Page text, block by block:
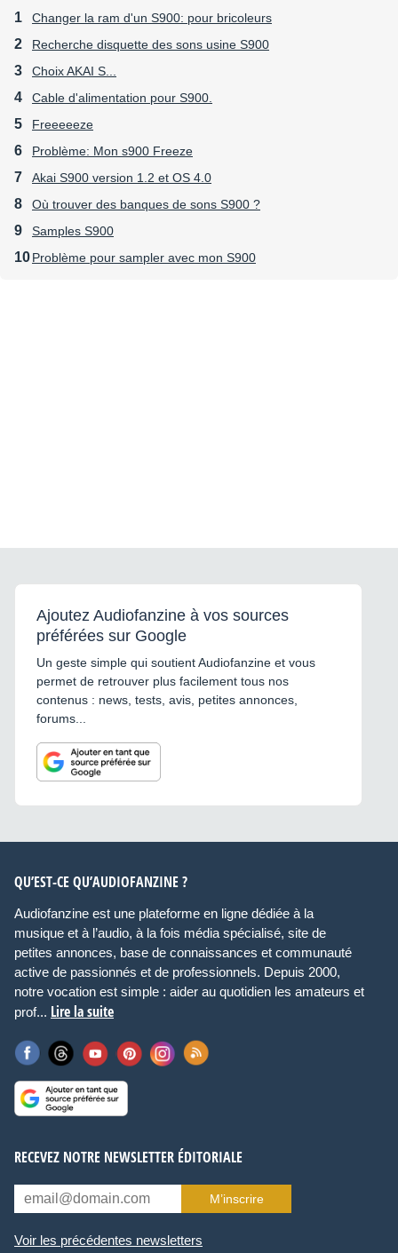
Changer la ram d'un S900: pour bricoleurs
Recherche disquette des sons usine S900
Choix AKAI S...
Cable d'alimentation pour S900.
Freeeeeze
Problème: Mon s900 Freeze
Akai S900 version 1.2 et OS 4.0
Où trouver des banques de sons S900 ?
Samples S900
Problème pour sampler avec mon S900
Ajoutez Audiofanzine à vos sources
préférées sur Google
Un geste simple qui soutient Audiofanzine et vous
permet de retrouver plus facilement tous nos
contenus : news, tests, avis, petites annonces,
forums...
QU’EST-CE QU’AUDIOFANZINE ?
Audiofanzine est une plateforme en ligne dédiée à la
musique et à l’audio, à la fois média spécialisé, site de
petites annonces, base de connaissances et communauté
active de passionnés et de professionnels. Depuis 2000,
notre vocation est simple : aider au quotidien les amateurs et
prof... Lire la suite
RECEVEZ NOTRE NEWSLETTER ÉDITORIALE
M’inscrire
Voir les précédentes newsletters